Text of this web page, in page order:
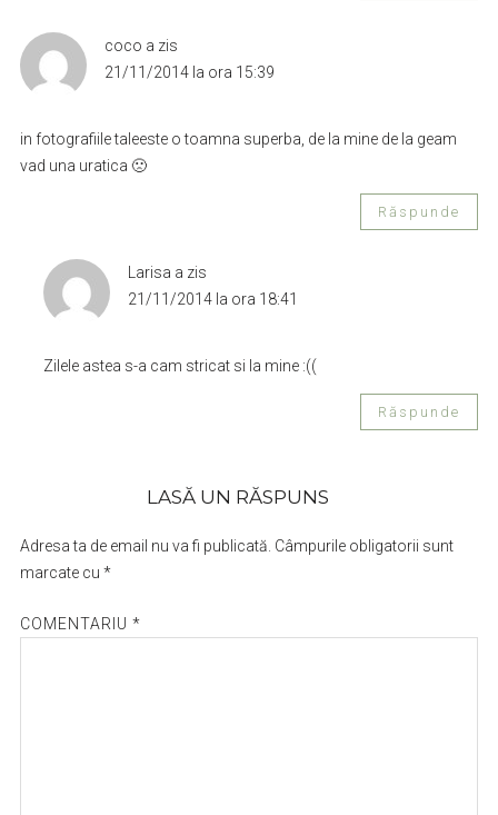
coco a zis
21/11/2014 la ora 15:39
in fotografiile taleeste o toamna superba, de la mine de la geam
vad una uratica 🙁
Răspunde
Larisa a zis
21/11/2014 la ora 18:41
Zilele astea s-a cam stricat si la mine :((
Răspunde
LASĂ UN RĂSPUNS
Adresa ta de email nu va fi publicată. Câmpurile obligatorii sunt
marcate cu *
COMENTARIU *